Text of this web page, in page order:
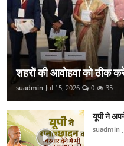
शहरों की आवोहवा को ठीक
suadmin Jul 15, 2026 0 35
यूपी ने
suadmin